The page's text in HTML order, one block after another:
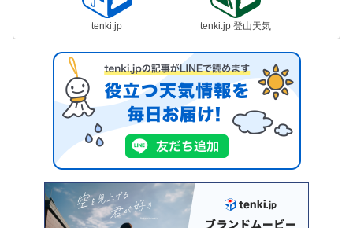
tenki.jp tenki.jp 登山天気